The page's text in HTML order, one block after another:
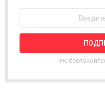
W
L
T
R
Не